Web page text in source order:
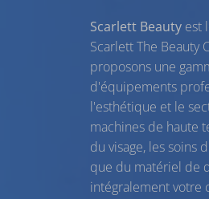
Scarlett Beauty est
Scarlett The Beauty
proposons une
d'équipements
l'esthétique et le
machines de haute
du visage, les soins
que du matériel de
intégralement votre